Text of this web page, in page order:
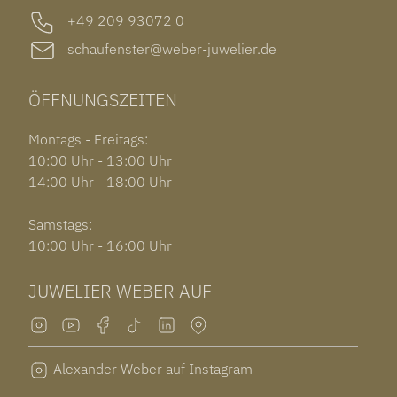
+49 209 93072 0
schaufenster@weber-juwelier.de
ÖFFNUNGSZEITEN
Montags - Freitags:
10:00 Uhr - 13:00 Uhr
14:00 Uhr - 18:00 Uhr
Samstags:
10:00 Uhr - 16:00 Uhr
JUWELIER WEBER AUF
Alexander Weber auf Instagram